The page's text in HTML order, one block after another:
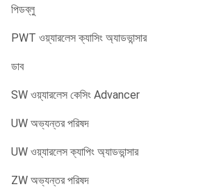
পিডব্লু
PWT ওয়্যারলেস ক্যাসিং অ্যাডভান্সার
ডাব
SW ওয়্যারলেস কেসিং Advancer
UW অভ্যন্তর পরিষদ
UW ওয়্যারলেস ক্যাপিং অ্যাডভান্সার
ZW অভ্যন্তর পরিষদ